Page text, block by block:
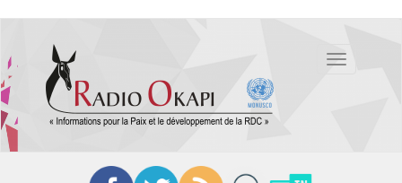
contenu
principal
Toggle